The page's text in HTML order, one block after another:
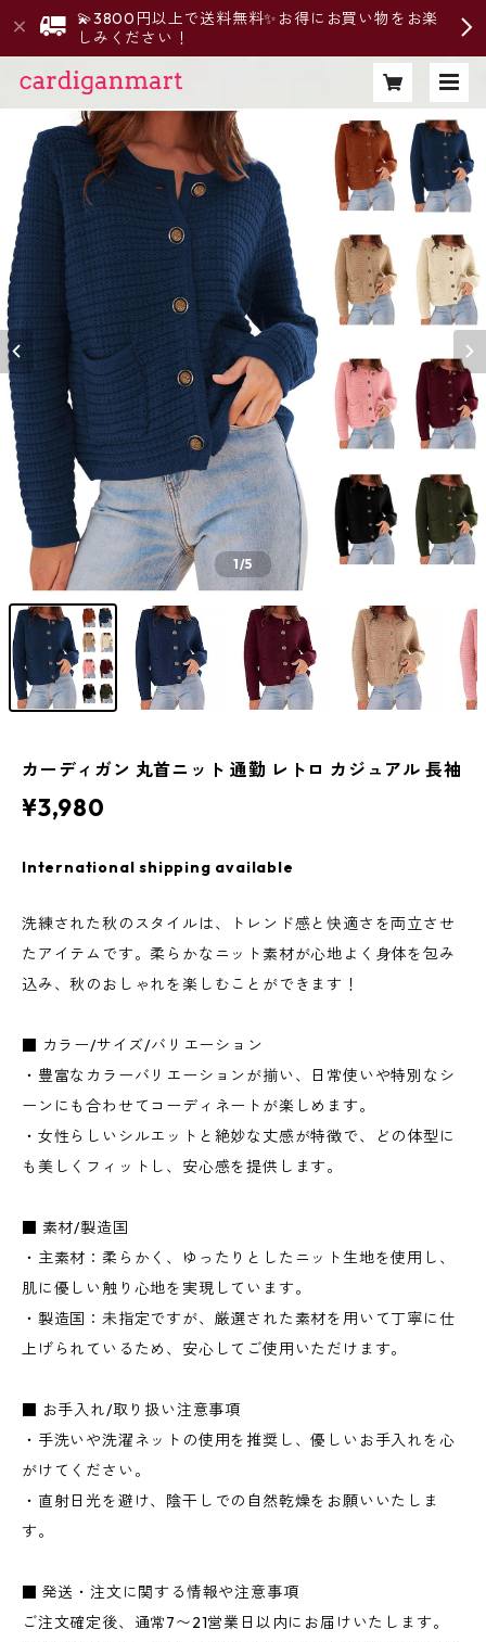
💫3800円以上で送料無料✨お得にお買い物をお楽
しみください！
1/5
カーディガン 丸首ニット 通勤 レトロ カジュアル 長袖
¥3,980
International shipping available
洗練された秋のスタイルは、トレンド感と快適さを両立させ
たアイテムです。柔らかなニット素材が心地よく身体を包み
込み、秋のおしゃれを楽しむことができます！
■ カラー/サイズ/バリエーション
・豊富なカラーバリエーションが揃い、日常使いや特別なシ
ーンにも合わせてコーディネートが楽しめます。
・女性らしいシルエットと絶妙な丈感が特徴で、どの体型に
も美しくフィットし、安心感を提供します。
■ 素材/製造国
・主素材：柔らかく、ゆったりとしたニット生地を使用し、
肌に優しい触り心地を実現しています。
・製造国：未指定ですが、厳選された素材を用いて丁寧に仕
上げられているため、安心してご使用いただけます。
■ お手入れ/取り扱い注意事項
・手洗いや洗濯ネットの使用を推奨し、優しいお手入れを心
がけてください。
・直射日光を避け、陰干しでの自然乾燥をお願いいたしま
す。
■ 発送・注文に関する情報や注意事項
ご注文確定後、通常7〜21営業日以内にお届けいたします。